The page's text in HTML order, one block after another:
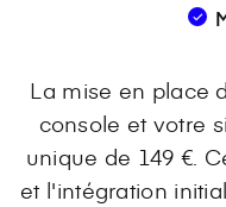
La mise en place
console et votre
unique de 149 €.
et l'intégration